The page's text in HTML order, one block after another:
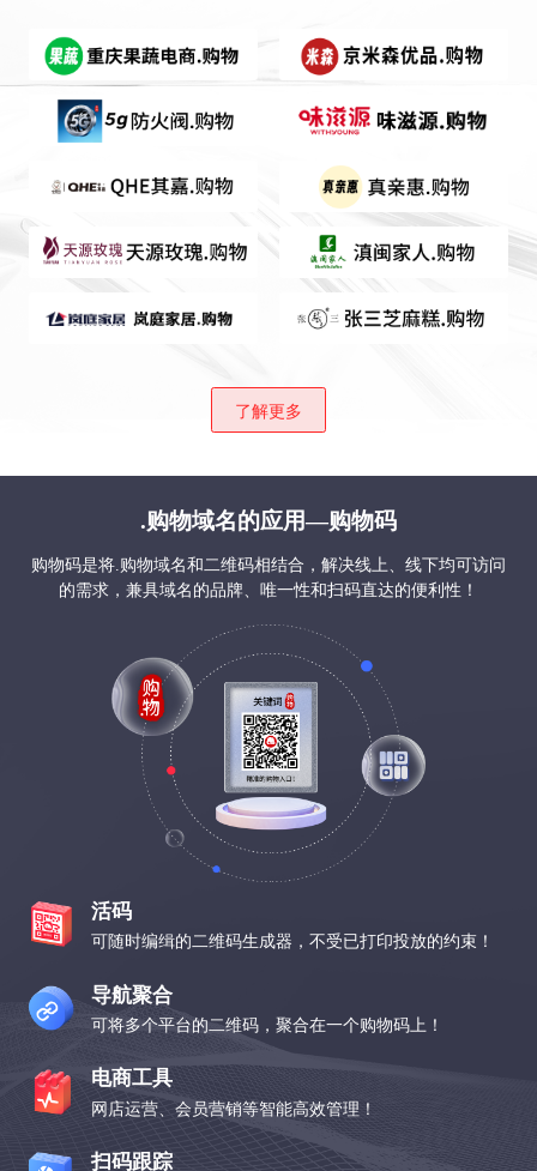
了解更多
.购物域名的应用—购物码
购物码是将.购物域名和二维码相结合，解决线上、线下均可访问
的需求，兼具域名的品牌、唯一性和扫码直达的便利性！
活码
可随时编缉的二维码生成器，不受已打印投放的约束！
导航聚合
可将多个平台的二维码，聚合在一个购物码上！
电商工具
网店运营、会员营销等智能高效管理！
扫码跟踪